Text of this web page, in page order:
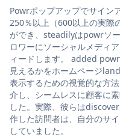
Powrポップアップでサイ
250％以上（600以上の実際
ができ、steadilyはpowrソ
ロワーにソーシャルメディ
ィードします。 added
見えるかをホームページ
表示するための視覚的な方
介し、シームレスに顧客に
した。実際、彼らは
作した訪問者は、自分のサ
していました。